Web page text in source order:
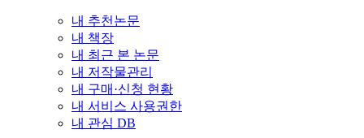
내 추천논문
내 책장
내 최근 본 논문
내 저작물관리
내 구매·신청 현황
내 서비스 사용권한
내 관심 DB